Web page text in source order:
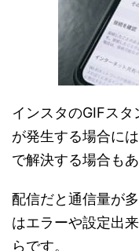
インスタのGIFス
が発生する場合に
で解決する場合もあ
配信だと通信量が
はエラーや設定出
らです。